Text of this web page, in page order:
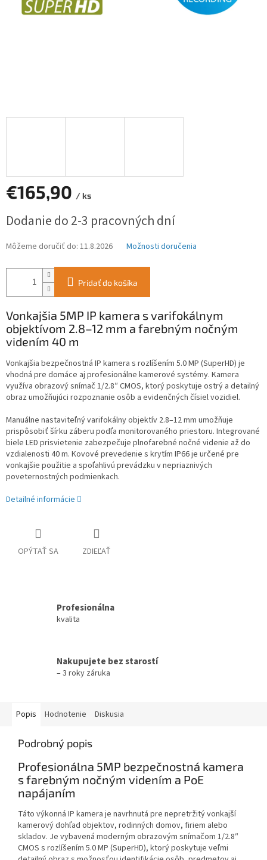
€165,90 / ks
cena:
Dodanie do 2-3 pracovných dní
Môžeme doručiť do: 11.8.2026 Možnosti doručenia
Pridať do košíka
Vonkajšia 5MP IP kamera s varifokálnym
objektívom 2.8–12 mm a farebným nočným
videním 40 m
Vonkajšia bezpečnostná IP kamera s rozlíšením 5.0 MP (SuperHD) je
vhodná pre domáce aj profesionálne kamerové systémy. Kamera
využíva obrazový snímač 1/2.8″ CMOS, ktorý poskytuje ostrý a detailný
obraz umožňujúci rozpoznanie osôb a evidenčných čísiel vozidiel.
Manuálne nastaviteľný varifokálny objektív 2.8–12 mm umožňuje
prispôsobiť šírku záberu podľa monitorovaného priestoru. Integrované
biele LED prisvietenie zabezpečuje plnofarebné nočné videnie až do
vzdialenosti 40 m. Kovové prevedenie s krytím IP66 je určené pre
vonkajšie použitie a spoľahlivú prevádzku v nepriaznivých
poveternostných podmienkach.
Detailné informácie
OPÝTAŤ SA ZDIEĽAŤ
Profesionálna
kvalita
Nakupujete bez starostí
– 3 roky záruka
Popis Hodnotenie Diskusia
Podrobný popis
Profesionálna 5MP bezpečnostná kamera
s farebným nočným videním a PoE
napájaním
Táto výkonná IP kamera je navrhnutá pre nepretržitý vonkajší
kamerový dohľad objektov, rodinných domov, firiem alebo
skladov. Je vybavená moderným obrazovým snímačom 1/2.8″
CMOS s rozlíšením 5.0 MP (SuperHD), ktorý poskytuje veľmi